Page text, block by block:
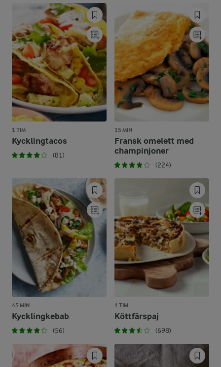
1 TIM
Kycklingtacos
(81)
15 MIN
Fransk omelett med
champinjoner
(224)
45 MIN
Kycklingkebab
(56)
1 TIM
Köttfärspaj
(698)